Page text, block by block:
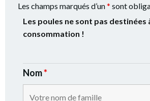
Les champs marqués d’un* sont
Les poules ne sont pas destinées
consommation !
Nom*